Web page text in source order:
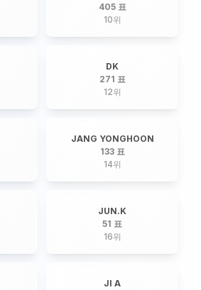
405 표
10위
DK
271 표
12위
JANG YONGHOON
133 표
14위
JUN.K
51 표
16위
JI A